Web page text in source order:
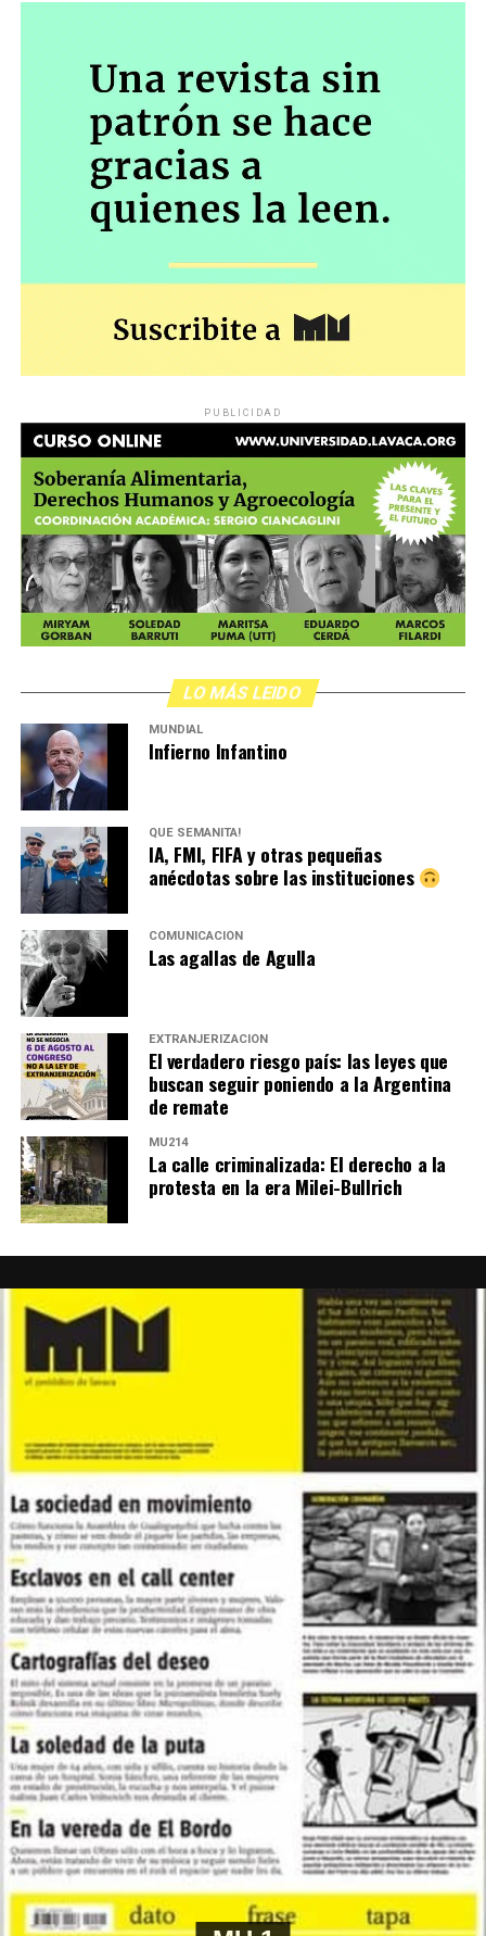
PUBLICIDAD
LO MÁS LEIDO
MUNDIAL
Infierno Infantino
QUÉ SEMANITA!
IA, FMI, FIFA y otras pequeñas
anécdotas sobre las instituciones
COMUNICACIÓN
Las agallas de Agulla
EXTRANJERIZACIÓN
El verdadero riesgo país: las leyes que
buscan seguir poniendo a la Argentina
de remate
MU214
La calle criminalizada: El derecho a la
protesta en la era Milei-Bullrich